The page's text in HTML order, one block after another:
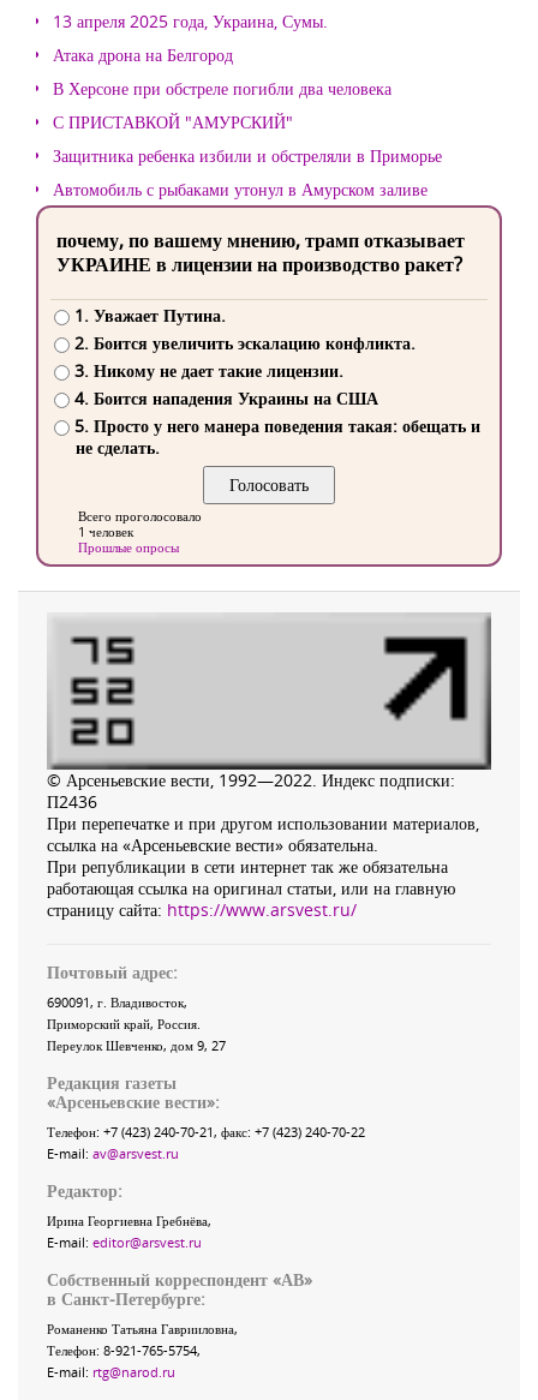
13 апреля 2025 года, Украина, Сумы.
Атака дрона на Белгород
В Херсоне при обстреле погибли два человека
С ПРИСТАВКОЙ "АМУРСКИЙ"
Защитника ребенка избили и обстреляли в Приморье
Автомобиль с рыбаками утонул в Амурском заливе
почему, по вашему мнению, трамп отказывает
УКРАИНЕ в лицензии на производство ракет?
1. Уважает Путина.
2. Боится увеличить эскалацию конфликта.
3. Никому не дает такие лицензии.
4. Боится нападения Украины на США
5. Просто у него манера поведения такая: обещать и
не сделать.
Всего проголосовало
1 человек
Прошлые опросы
© Арсеньевские вести, 1992—2022. Индекс подписки:
П2436
При перепечатке и при другом использовании материалов,
ссылка на «Арсеньевские вести» обязательна.
При републикации в сети интернет так же обязательна
работающая ссылка на оригинал статьи, или на главную
страницу сайта: https://www.arsvest.ru/
Почтовый адрес:
690091, г. Владивосток,
Приморский край, Россия
Переулок Шевченко, дом 9, 27
Редакция газеты
«Арсеньевские вести»:
Телефон: +7 (423) 240-70-21, факс: +7 (423) 240-70-22
E-mail: av@arsvest.ru
Редактор:
Ирина Георгиевна Гребнёва,
E-mail: editor@arsvest.ru
Собственный корреспондент «АВ»
в Санкт-Петербурге:
Романенко Татьяна Гаврииловна,
Телефон: 8-921-765-5754,
E-mail: rtg@narod.ru